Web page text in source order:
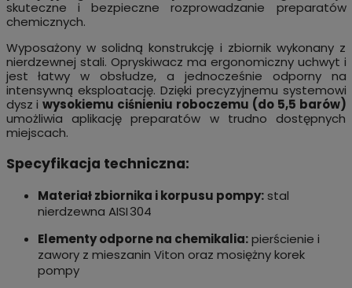
skuteczne i bezpieczne rozprowadzanie preparatów
chemicznych.
Wyposażony w solidną konstrukcję i zbiornik wykonany z
nierdzewnej stali. Opryskiwacz ma ergonomiczny uchwyt i
jest łatwy w obsłudze, a jednocześnie odporny na
intensywną eksploatację. Dzięki precyzyjnemu systemowi
dysz iwysokiemu ciśnieniu roboczemu (do 5,5 barów)
umożliwia aplikację preparatów w trudno dostępnych
miejscach.
Specyfikacja techniczna:
Materiał zbiornika i korpusu pompy:stal
nierdzewna AISI 304
Elementy odporne na chemikalia:pierścienie i
zawory z mieszanin Viton oraz mosiężny korek
pompy